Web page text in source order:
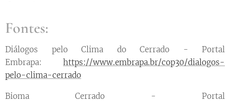
Fontes:
Diálogos pelo Clima do Cerrado - Portal
Embrapa: https://www.embrapa.br/cop30/dialogos-
pelo-clima-cerrado
Bioma Cerrado - Portal